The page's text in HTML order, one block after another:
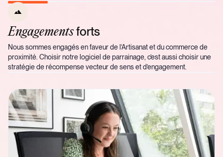
Engagementsforts
Nous sommes engagés en faveur de l’Artisanat et du commerce de
proximité. Choisir notre logiciel de parrainage, c’est aussi choisir une
stratégie de récompense vecteur de sens et d’engagement.